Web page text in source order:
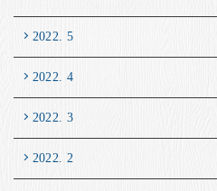
2022. 5
2022. 4
2022. 3
2022. 2